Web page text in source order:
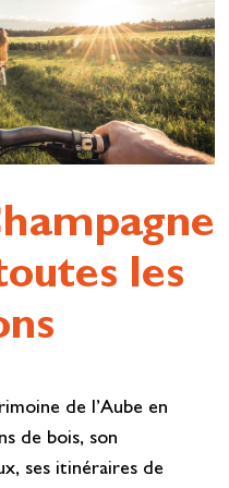
les
de l’Aube en
de bois, son
ses itinéraires de